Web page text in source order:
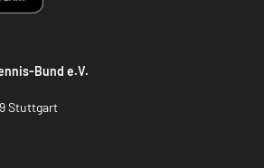
Bund e.V.
Stuttgart